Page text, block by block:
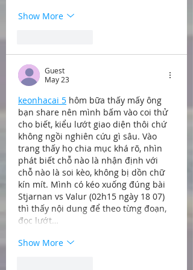
Show More
Guest
May 23
keonhacai 5 hôm bữa thấy mấy ông
bạn share nên mình bấm vào coi thử
cho biết, kiểu lướt giao diện thôi chứ
không ngồi nghiên cứu gì sâu. Vào
trang thấy họ chia mục khá rõ, nhìn
phát biết chỗ nào là nhận định với
chỗ nào là soi kèo, không bị dồn chữ
kín mít. Mình có kéo xuống đúng bài
Stjarnan vs Valur (02h15 ngày 18 07)
thì thấy nội dung để theo từng đoạn,
đọc lướt…
Show More